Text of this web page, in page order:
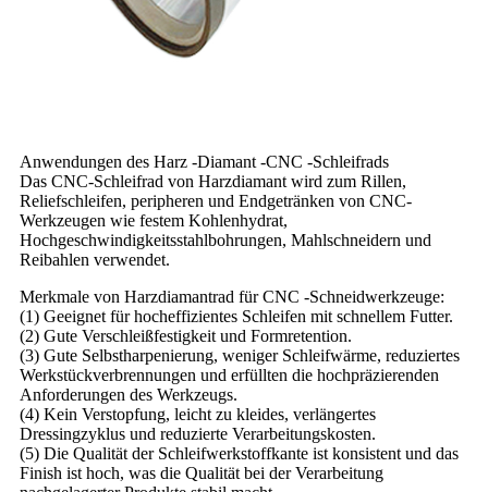
Anwendungen des Harz -Diamant -CNC -Schleifrads
Das CNC-Schleifrad von Harzdiamant wird zum Rillen,
Reliefschleifen, peripheren und Endgetränken von CNC-
Werkzeugen wie festem Kohlenhydrat,
Hochgeschwindigkeitsstahlbohrungen, Mahlschneidern und
Reibahlen verwendet.
Merkmale von Harzdiamantrad für CNC -Schneidwerkzeuge:
(1) Geeignet für hocheffizientes Schleifen mit schnellem Futter.
(2) Gute Verschleißfestigkeit und Formretention.
(3) Gute Selbstharpenierung, weniger Schleifwärme, reduziertes
Werkstückverbrennungen und erfüllten die hochpräzierenden
Anforderungen des Werkzeugs.
(4) Kein Verstopfung, leicht zu kleides, verlängertes
Dressingzyklus und reduzierte Verarbeitungskosten.
(5) Die Qualität der Schleifwerkstoffkante ist konsistent und das
Finish ist hoch, was die Qualität bei der Verarbeitung